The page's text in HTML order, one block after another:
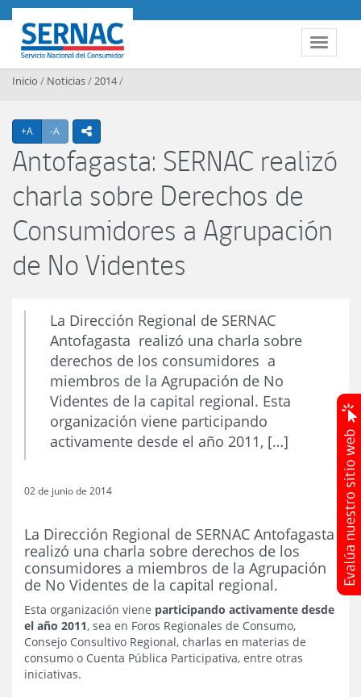
Contenido principal
Toggle
SERNAC
Inicio / Noticias/2014/
+A Agrandar texto
-A Achicar textoicono compartir
Antofagasta: SERNAC realizó
charla sobre Derechos de
Consumidores a Agrupación
de No Videntes
La Dirección Regional de SERNAC
Antofagasta realizó una charla sobre
derechos de los consumidores a
miembros de la Agrupación de No
Videntes de la capital regional. Esta
organización viene participando
activamente desde el año 2011, […]
02 de junio de 2014
La Dirección Regional de SERNAC Antofagasta
realizó una charla sobre derechos de los
consumidores a miembros de la Agrupación
de No Videntes de la capital regional.
Esta organización viene participando activamente desde
el año 2011, sea en Foros Regionales de Consumo,
Consejo Consultivo Regional, charlas en materias de
consumo o Cuenta Pública Participativa, entre otras
iniciativas.